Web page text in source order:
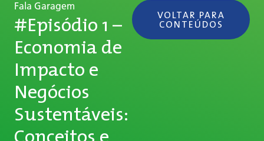
Fala Garagem
#Episódio 1 –
Economia de
Impacto e
Negócios
Sustentáveis:
VOLTAR PARA
CONTEÚDOS